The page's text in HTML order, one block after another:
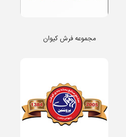
مجموعه فرش کیوان